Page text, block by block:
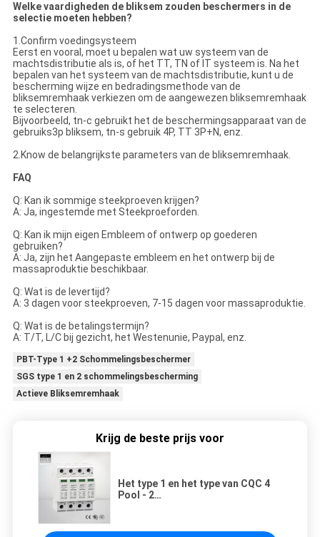
Welke vaardigheden de bliksem zouden beschermers in de
selectie moeten hebben?
1.Confirm voedingsysteem
Eerst en vooral, moet u bepalen wat uw systeem van de
machtsdistributie als is, of het TT, TN of IT systeem is. Na het
bepalen van het systeem van de machtsdistributie, kunt u de
bescherming wijze en bedradingsmethode van de
bliksemremhaak verkiezen om de aangewezen bliksemremhaak
te selecteren.
Bijvoorbeeld, tn-c gebruikt het de beschermingsapparaat van de
gebruiks3p bliksem, tn-s gebruik 4P, TT 3P+N, enz.
2.Know de belangrijkste parameters van de bliksemremhaak.
FAQ
Q: Kan ik sommige steekproeven krijgen?
A: Ja, ingestemde met Steekproeforden.
Q: Kan ik mijn eigen Embleem of ontwerp op goederen
gebruiken?
A: Ja, zijn het Aangepaste embleem en het ontwerp bij de
massaproduktie beschikbaar.
Q: Wat is de levertijd?
A: 3 dagen voor steekproeven, 7-15 dagen voor massaproduktie.
Q: Wat is de betalingstermijn?
A: T/T, L/C bij gezicht, het Westenunie, Paypal, enz.
PBT-Type 1 +2 Schommelingsbeschermer
SGS type 1 en 2 schommelingsbescherming
Actieve Bliksemremhaak
Krijg de beste prijs voor
Het type 1 en het type van CQC 4
Pool - 2